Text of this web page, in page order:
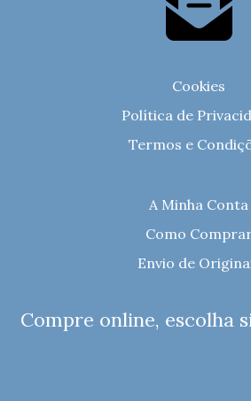
Cookies
Política de
Termos e
A Minha Conta
Como
Envio de
Compre online, escolha